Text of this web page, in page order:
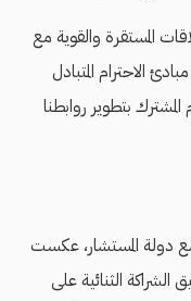
150 سنة من العلاقات المستقرة والقوية مع
الاحترام المتبادل
بتطوير روابطنا
دولة المستشار، عكست
الثنائية على